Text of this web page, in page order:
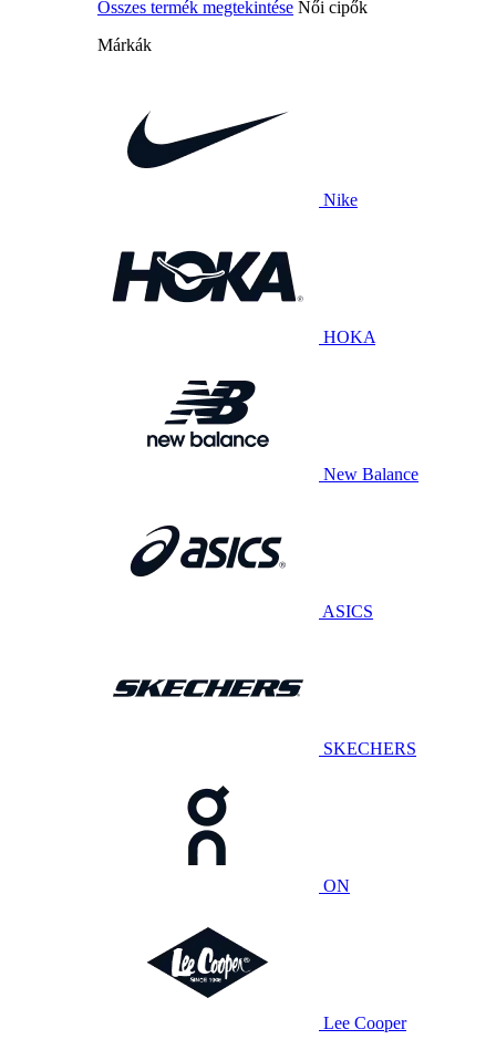
Összes termék megtekintése Női cipők
Márkák
Nike
HOKA
New Balance
ASICS
SKECHERS
ON
Lee Cooper